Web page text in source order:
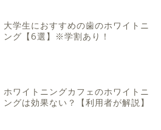
大学生におすすめの歯のホワイトニ
ング【6選】※学割あり！
ホワイトニングカフェのホワイトニ
ングは効果ない？【利用者が解説】